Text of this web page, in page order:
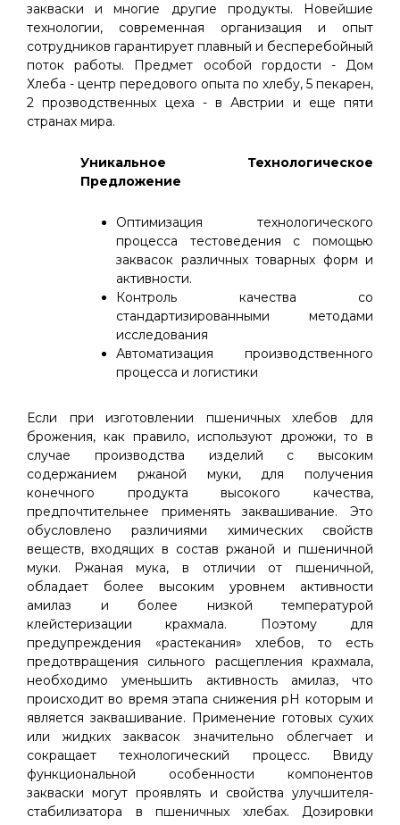
закваски и многие другие продукты. Новейшие
технологии, современная организация и опыт
сотрудников гарантирует плавный и бесперебойный
поток работы. Предмет особой гордости - Дом
Хлеба - центр передового опыта по хлебу, 5 пекарен,
2 прозводственных цеха - в Австрии и еще пяти
странах мира.
Уникальное Технологическое
Предложение
Оптимизация технологического
процесса тестоведения с помощью
заквасок различных товарных форм и
активности.
Контроль качества со
стандартизированными методами
исследования
Автоматизация производственного
процесса и логистики
Если при изготовлении пшеничных хлебов для
брожения, как правило, используют дрожжи, то в
случае производства изделий с высоким
содержанием ржаной муки, для получения
конечного продукта высокого качества,
предпочтительнее применять заквашивание. Это
обусловлено различиями химических свойств
веществ, входящих в состав ржаной и пшеничной
муки. Ржаная мука, в отличии от пшеничной,
обладает более высоким уровнем активности
амилаз и более низкой температурой
клейстеризации крахмала. Поэтому для
предупреждения «растекания» хлебов, то есть
предотвращения сильного расщепления крахмала,
необходимо уменьшить активность амилаз, что
происходит во время этапа снижения pH которым и
является заквашивание. Применение готовых сухих
или жидких заквасок значительно облегчает и
сокращает технологический процесс. Ввиду
функциональной особенности компонентов
закваски могут проявлять и свойства улучшителя-
стабилизатора в пшеничных хлебах. Дозировки